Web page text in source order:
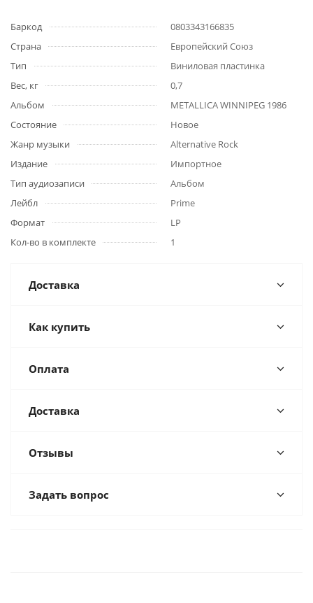
Баркод
0803343166835
Страна
Европейский Союз
Тип
Виниловая пластинка
Вес, кг
0,7
Альбом
METALLICA WINNIPEG 1986
Состояние
Новое
Жанр музыки
Alternative Rock
Издание
Импортное
Тип аудиозаписи
Альбом
Лейбл
Prime
Формат
LP
Кол-во в комплекте
1
Доставка
Как купить
Оплата
Доставка
Отзывы
Задать вопрос